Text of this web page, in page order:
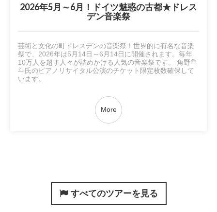
2026年5月～6月！ドイツ魅惑の古都★ドレス
デン音楽祭
芸術と文化の町ドレスデンの音楽祭！世界的に有名な音楽
祭で、2026年は5月14日～6月14日に開催されます。毎年
10万人を超す人々が詰めかける人気の音楽祭です。 角野隼
斗氏のピアノリサイタル公演のチケット限定枚数確保して
います。
More
すべてのツアーを見る